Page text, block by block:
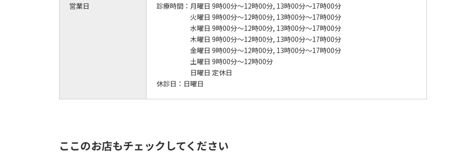
営業日 診療時間： 月曜日 9時00分～12時00分, 13時00分～17時00分
火曜日 9時00分～12時00分, 13時00分～17時00分
水曜日 9時00分～12時00分, 13時00分～17時00分
木曜日 9時00分～12時00分, 13時00分～17時00分
金曜日 9時00分～12時00分, 13時00分～17時00分
土曜日 9時00分～12時00分
日曜日 定休日
休診日： 日曜日
ここのお店もチェックしてください